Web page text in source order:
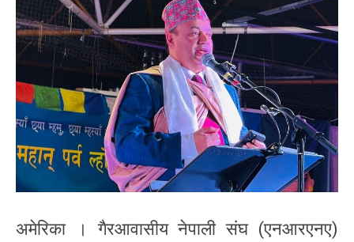
अमेरिका । गैरआवासीय नेपाली संघ (एनआरएनए)